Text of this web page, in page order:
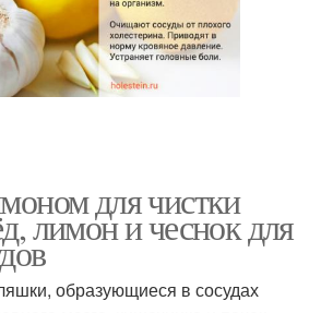
для чистки
лимон и чеснок для
образующиеся в сосудах